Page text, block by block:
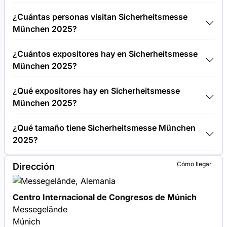
Las entradas para Sicherheitsmesse München 2025
cuestan 50,00 € por visitante.
¿Cuántas personas visitan Sicherheitsmesse
München 2025?
Alrededor de 15.000 personas asisten a la
Sicherheitsmesse München 2025.
¿Cuántos expositores hay en Sicherheitsmesse
München 2025?
Alrededor de 300 expositores exponen en
Sicherheitsmesse München 2025.
¿Qué expositores hay en Sicherheitsmesse
München 2025?
Bosch Security Systems, Siemens y Honeywell se
encuentran entre las empresas que exponen en
Sicherheitsmesse München 2025.
¿Qué tamaño tiene Sicherheitsmesse München
2025?
Sicherheitsmesse München 2025 cubre una
superficie de exposición de 20.000 metros
cuadrados.
Cómo llegar
Dirección
Centro Internacional de Congresos de Múnich
Messegelände
Múnich